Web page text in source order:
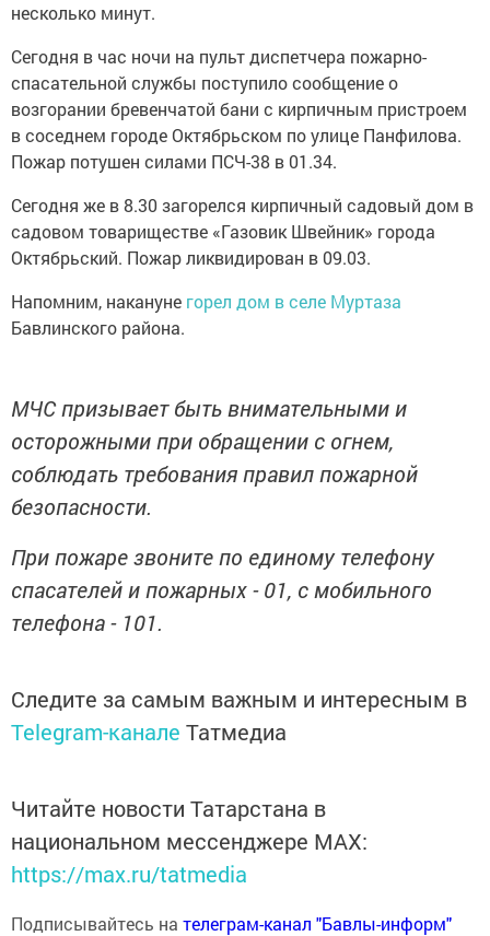
несколько минут.
Сегодня в час ночи на пульт диспетчера пожарно-
спасательной службы поступило сообщение о
возгорании бревенчатой бани с кирпичным пристроем
в соседнем городе Октябрьском по улице Панфилова.
Пожар потушен силами ПСЧ-38 в 01.34.
Сегодня же в 8.30 загорелся кирпичный садовый дом в
садовом товариществе «Газовик Швейник» города
Октябрьский. Пожар ликвидирован в 09.03.
Напомним, накануне горел дом в селе Муртаза
Бавлинского района.
МЧС призывает быть внимательными и
осторожными при обращении с огнем,
соблюдать требования правил пожарной
безопасности.
При пожаре звоните по единому телефону
спасателей и пожарных - 01, с мобильного
телефона - 101.
Следите за самым важным и интересным в
Telegram-канале Татмедиа
Читайте новости Татарстана в
национальном мессенджере MАХ:
https://max.ru/tatmedia
Подписывайтесь на телеграм-канал "Бавлы-информ"